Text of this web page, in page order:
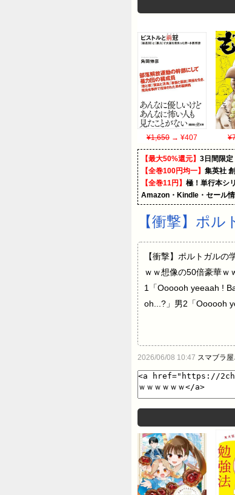
¥1,650 → ¥407
【最大50%還元】 3日間限定
【全巻100円均一】 集英社
【全巻11円】 極！単行本シ
Amazon・Kindle・セール
【衝撃】ポ
【衝撃】ポルトガル
ｗｗ想像の50倍豪華ｗ
1「Oooooh yeeaah !
oh...?」男2「Oooooh
2026/06/08 10:47 スマブラ屋